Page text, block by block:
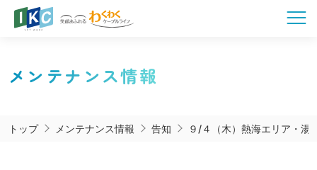
メンテナンス情報
トップ メンテナンス情報 告知 ９/４（木）熱海エリア・